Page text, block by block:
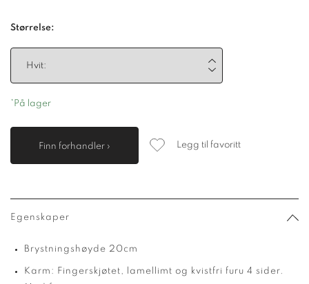
Størrelse:
*På lager
Finn forhandler › Legg til favoritt
Egenskaper
Brystningshøyde 20cm
Karm: Fingerskjøtet, lamellimt og kvistfri furu 4 sider.